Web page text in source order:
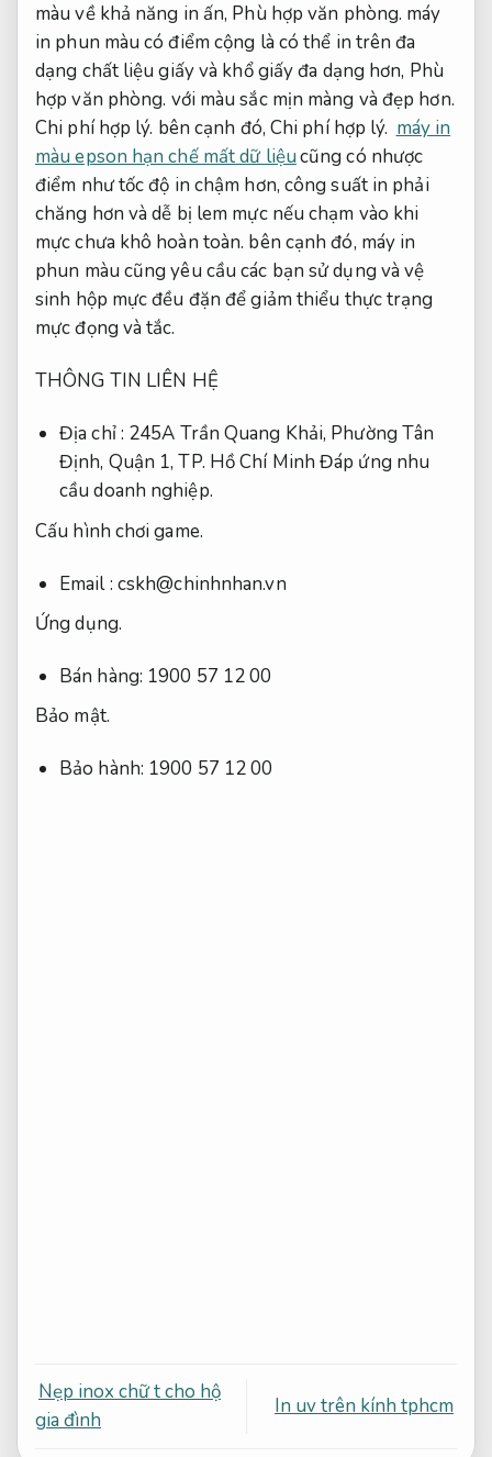
màu về khả năng in ấn, Phù hợp văn phòng. máy
in phun màu có điểm cộng là có thể in trên đa
dạng chất liệu giấy và khổ giấy đa dạng hơn, Phù
hợp văn phòng. với màu sắc mịn màng và đẹp hơn.
Chi phí hợp lý. bên cạnh đó, Chi phí hợp lý. máy in
màu epson hạn chế mất dữ liệucũng có nhược
điểm như tốc độ in chậm hơn, công suất in phải
chăng hơn và dễ bị lem mực nếu chạm vào khi
mực chưa khô hoàn toàn. bên cạnh đó, máy in
phun màu cũng yêu cầu các bạn sử dụng và vệ
sinh hộp mực đều đặn để giảm thiểu thực trạng
mực đọng và tắc.
THÔNG TIN LIÊN HỆ
Địa chỉ : 245A Trần Quang Khải, Phường Tân
Định, Quận 1, TP. Hồ Chí MinhĐáp ứng nhu
cầu doanh nghiệp.
Cấu hình chơi game.
Email : cskh@chinhnhan.vn
Ứng dụng.
Bán hàng: 1900 57 12 00
Bảo mật.
Bảo hành: 1900 57 12 00
Nẹp inox chữ t cho hộ
gia đình
In uv trên kính tphcm